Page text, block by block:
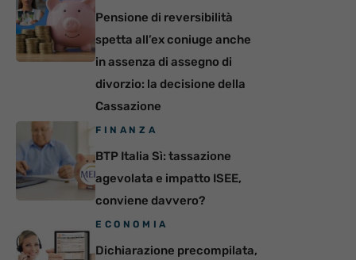
Pensione di reversibilità
spetta all’ex coniuge anche
in assenza di assegno di
divorzio: la decisione della
Cassazione
FINANZA
BTP Italia Sì: tassazione
agevolata e impatto ISEE,
conviene davvero?
ECONOMIA
Dichiarazione precompilata,